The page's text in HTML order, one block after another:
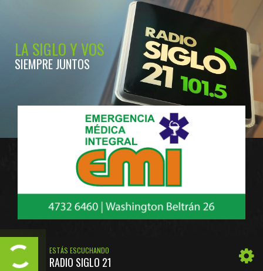
LA SIGLO Y VOS
SIEMPRE JUNTOS
ESTÁS ESCUCHANDO
RADIO SIGLO 21